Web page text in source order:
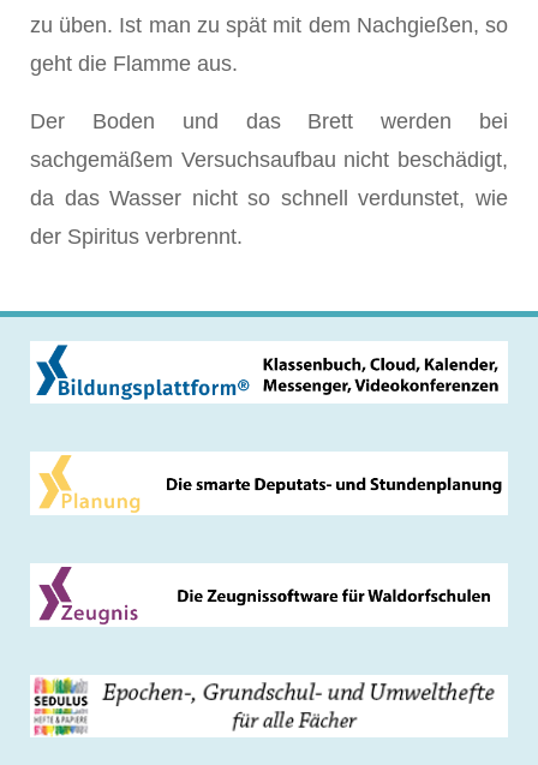
zu üben. Ist man zu spät mit dem Nachgießen, so
geht die Flamme aus.
Der Boden und das Brett werden bei
sachgemäßem Versuchsaufbau nicht beschädigt,
da das Wasser nicht so schnell verdunstet, wie
der Spiritus verbrennt.